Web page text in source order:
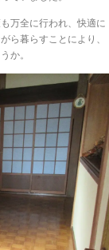
万全に行われ、快適に
ら暮らすことにより、
か。